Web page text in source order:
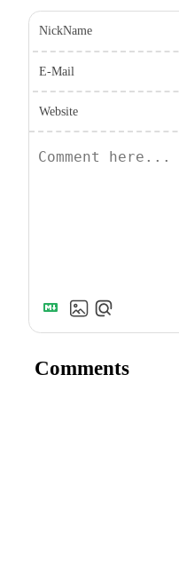
NickName
E-Mail
Website
Comments